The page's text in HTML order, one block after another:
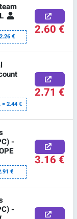
2.26 € 2.60 €
=2.44 €
2.71 €
-
€
3.16 €
-